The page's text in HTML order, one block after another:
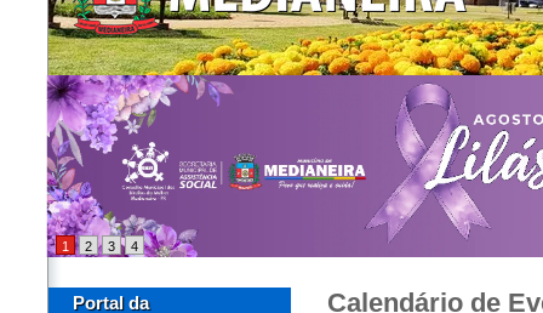
CONHEÇA MEDIANEIRA
1 2 3 4
Portal da
Calendário de